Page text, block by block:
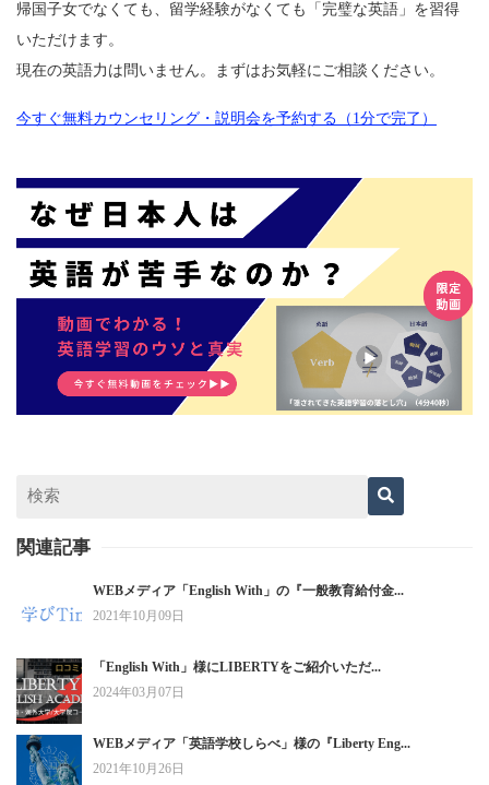
帰国子女でなくても、留学経験がなくても「完璧な英語」を習得
いただけます。
現在の英語力は問いません。まずはお気軽にご相談ください。
今すぐ無料カウンセリング・説明会を予約する（1分で完了）
関連記事
WEBメディア「English With」の『一般教育給付金...
2021年10月09日
「English With」様にLIBERTYをご紹介いただ...
2024年03月07日
WEBメディア「英語学校しらべ」様の『Liberty Eng...
2021年10月26日